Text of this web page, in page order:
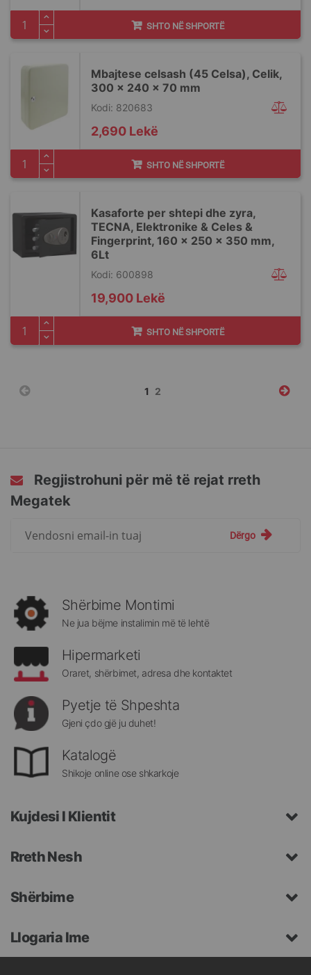
SHTO NË SHPORTË
Mbajtese celsash (45 Celsa), Celik,
300 x 240 x 70 mm
Kodi: 820683
2,690 Lekë
SHTO NË SHPORTË
Kasaforte per shtepi dhe zyra,
TECNA, Elektronike & Celes &
Fingerprint, 160 x 250 x 350 mm,
6Lt
Kodi: 600898
19,900 Lekë
SHTO NË SHPORTË
Faqja
You're
1 Faqja
2
Regjistrohuni për më të rejat rreth
Megatek
rreth
Megatek:
Dërgo
Shërbime Montimi
Ne jua bëjme instalimin më të lehtë
Hipermarketi
Oraret, shërbimet, adresa dhe kontaktet
Pyetje të Shpeshta
Gjeni çdo gjë ju duhet!
Katalogë
Shikoje online ose shkarkoje
Kujdesi I Klientit
Rreth Nesh
Shërbime
Llogaria Ime